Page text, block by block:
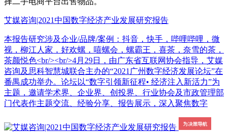
艾媒咨询|2021中国数字经济产业发展研究报告
本报告研究涉及企业/品牌/案例：抖音，快手，哔哩哔哩，微
视，柳江人家，好欢螺，嘻螺会，螺霸王，喜茶，奈雪的茶，
茶颜悦色<br/><br/>4月29日，由广东省互联网协会指导，艾媒
咨询及思科智慧城联合主办的“2021广州数字经济发展论坛”在
番禺成功举办。论坛以“数字引领新征程• 经济注入新活力”为
主题，邀请学术界、企业界、创投界、行业协会及市政管理部
门代表作主题交流、经验分享、报告展示，深入聚焦数字